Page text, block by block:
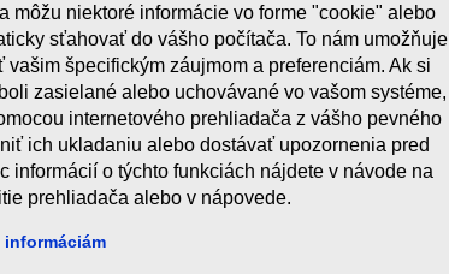
môžu niektoré informácie vo forme "cookie" alebo
sťahovať do vášho počítača. To nám umožňuje
špecifickým záujmom a preferenciám. Ak si
zasielané alebo uchovávané vo vašom systéme,
internetového prehliadača z vášho pevného
ich ukladaniu alebo dostávať upozornenia pred
informácií o týchto funkciách nájdete v návode na
prehliadača alebo v nápovede.